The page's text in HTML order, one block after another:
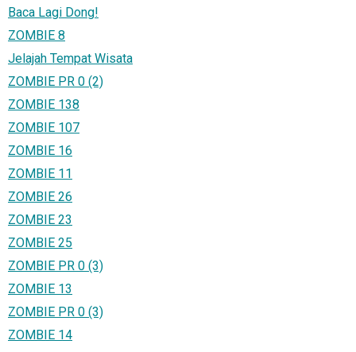
Baca Lagi Dong!
ZOMBIE 8
Jelajah Tempat Wisata
ZOMBIE PR 0 (2)
ZOMBIE 138
ZOMBIE 107
ZOMBIE 16
ZOMBIE 11
ZOMBIE 26
ZOMBIE 23
ZOMBIE 25
ZOMBIE PR 0 (3)
ZOMBIE 13
ZOMBIE PR 0 (3)
ZOMBIE 14